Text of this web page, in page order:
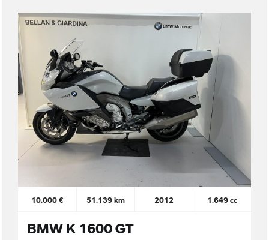
10.000 € 51.139 km 2012 1.649 cc
BMW K 1600 GT